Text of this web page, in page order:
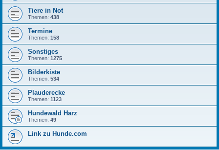
Tiere in Not
Themen: 438
Termine
Themen: 158
Sonstiges
Themen: 1275
Bilderkiste
Themen: 534
Plauderecke
Themen: 1123
Hundewald Harz
Themen: 49
Link zu Hunde.com